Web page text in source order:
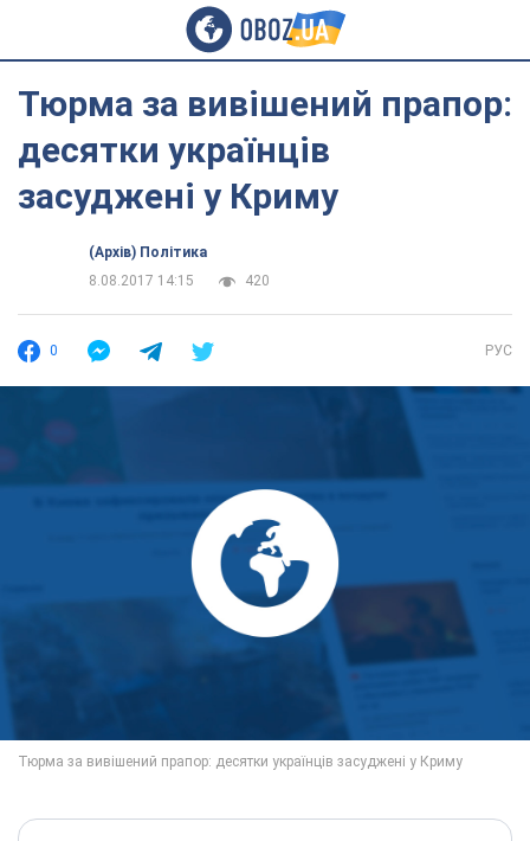
Тюрма за вивішений прапор:
десятки українців
засуджені у Криму
(Архів) Політика
8.08.2017 14:15
420
0 РУС